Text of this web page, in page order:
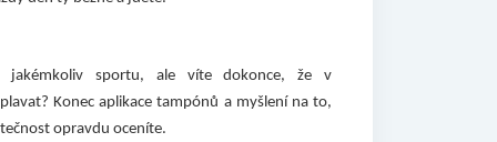
jakémkoliv sportu, ale víte dokonce, že v
Konec aplikace tampónů a myšlení na to,
opravdu oceníte.